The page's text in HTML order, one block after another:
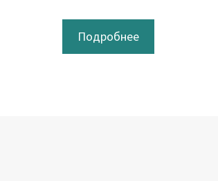
Подробнее